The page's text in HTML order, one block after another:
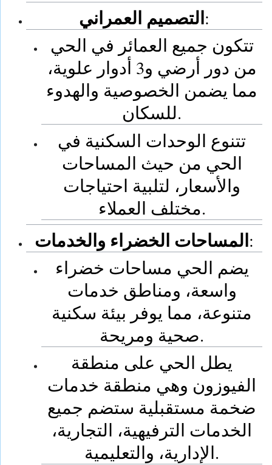
التصميم العمراني:
تتكون جميع العمائر في الحي
من دور أرضي و3 أدوار علوية،
مما يضمن الخصوصية والهدوء
للسكان.
تتنوع الوحدات السكنية في
الحي من حيث المساحات
والأسعار، لتلبية احتياجات
مختلف العملاء.
المساحات الخضراء والخدمات:
يضم الحي مساحات خضراء
واسعة، ومناطق خدمات
متنوعة، مما يوفر بيئة سكنية
صحية ومريحة.
يطل الحي على منطقة
الفيوزون وهي منطقة خدمات
ضخمة مستقبلية ستضم جميع
الخدمات الترفيهية، التجارية،
الإدارية، والتعليمية.